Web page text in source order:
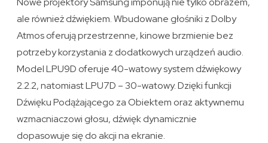
ale również dźwiękiem. Wbudowane głośniki z Dolby
Atmos oferują przestrzenne, kinowe brzmienie bez
potrzeby korzystania z dodatkowych urządzeń audio.
Model LPU9D oferuje 40-watowy system dźwiękowy
2.2.2, natomiast LPU7D – 30-watowy. Dzięki funkcji
Dźwięku Podążającego za Obiektem oraz aktywnemu
wzmacniaczowi głosu, dźwięk dynamicznie
dopasowuje się do akcji na ekranie.